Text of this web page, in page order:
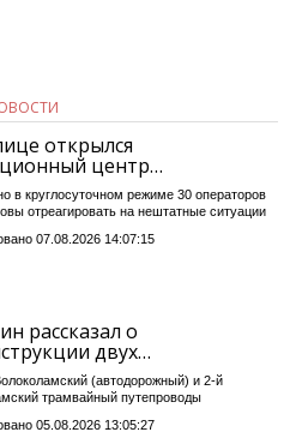
открылся
центр…
в круглосуточном режиме 30 операторов
отреагировать на нештатные ситуации
07.08.2026 14:07:15
рассказал о
двух…
(автодорожный) и 2-й
трамвайный путепроводы
05.08.2026 13:05:27